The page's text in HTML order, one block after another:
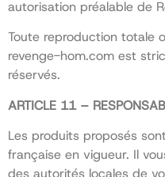
autorisation préalable de
Toute reproduction totale
revenge-hom.com est
réservés.
ARTICLE 11 –
Les produits proposés
française en vigueur. Il
des autorités locales de